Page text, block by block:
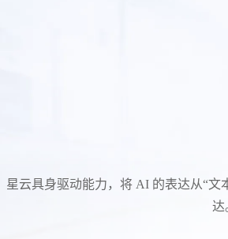
星云具身驱动能力，将 AI 的表达从“文
达